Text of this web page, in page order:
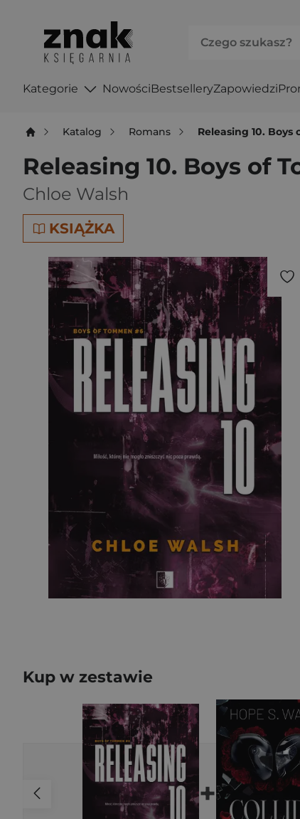
Kategorie NowościBestselleryZapowiedzi
Katalog Romans Releasing 10. Boys
Releasing 10. Boys of
Chloe Walsh
KSIĄŻKA
Kup w zestawie
+